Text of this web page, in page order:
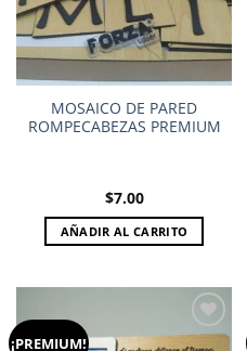
MOSAICO DE PARED
ROMPECABEZAS PREMIUM
$7.00
AÑADIR AL CARRITO
¡PREMIUM!